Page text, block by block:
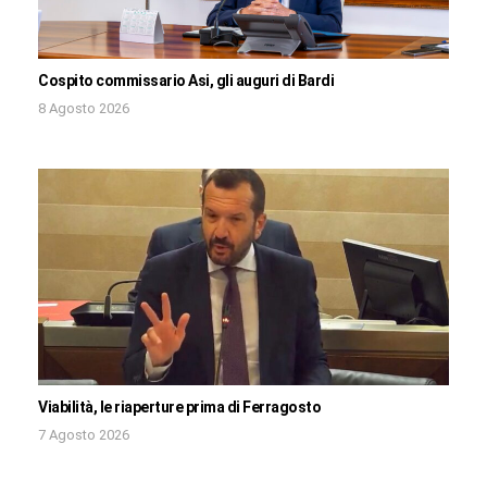
Cospito commissario Asi, gli auguri di Bardi
8 Agosto 2026
Viabilità, le riaperture prima di Ferragosto
7 Agosto 2026